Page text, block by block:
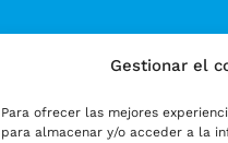
Gestionar el
Para ofrecer las mejores
para almacenar y/o acceder a la